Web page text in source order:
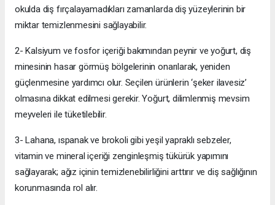
okulda diş fırçalayamadıkları zamanlarda diş yüzeylerinin bir
miktar temizlenmesini sağlayabilir.
2- Kalsiyum ve fosfor içeriği bakımından peynir ve yoğurt, diş
minesinin hasar görmüş bölgelerinin onarılarak, yeniden
güçlenmesine yardımcı olur. Seçilen ürünlerin ‘şeker ilavesiz’
olmasına dikkat edilmesi gerekir. Yoğurt, dilimlenmiş mevsim
meyveleri ile tüketilebilir.
3- Lahana, ıspanak ve brokoli gibi yeşil yapraklı sebzeler,
vitamin ve mineral içeriği zenginleşmiş tükürük yapımını
sağlayarak; ağız içinin temizlenebilirliğini arttırır ve diş sağlığının
korunmasında rol alır.